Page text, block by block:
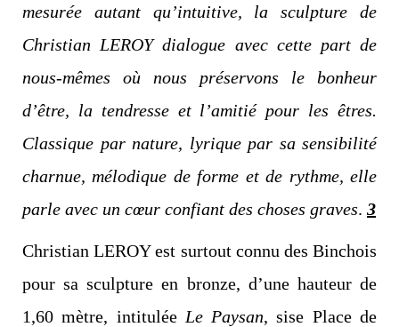
mesurée autant qu’intuitive, la sculpture de
Christian LEROY dialogue avec cette part de
nous-mêmes où nous préservons le bonheur
d’être, la tendresse et l’amitié pour les êtres.
Classique par nature, lyrique par sa sensibilité
charnue, mélodique de forme et de rythme, elle
parle avec un cœur confiant des choses graves. 3
Christian LEROY est surtout connu des Binchois
pour sa sculpture en bronze, d’une hauteur de
1,60 mètre, intitulée Le Paysan, sise Place de